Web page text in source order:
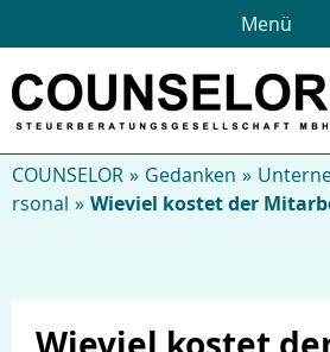
Menü
COUNSELOR Gedanken
rsonal
Wieviel kostet der